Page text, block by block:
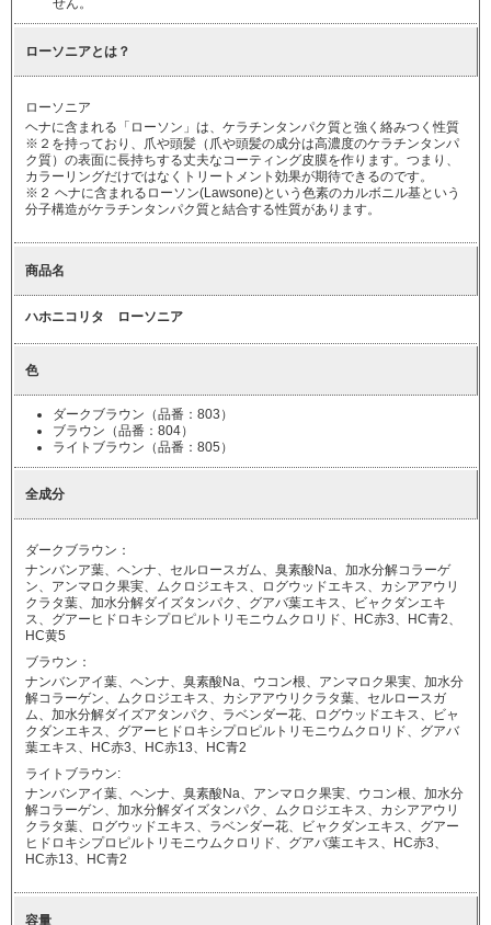
せん。
ローソニアとは？
ローソニア
ヘナに含まれる「ローソン」は、ケラチンタンパク質と強く絡みつく性質
※２を持っており、爪や頭髪（爪や頭髪の成分は高濃度のケラチンタンパ
ク質）の表面に長持ちする丈夫なコーティング皮膜を作ります。つまり、
カラーリングだけではなくトリートメント効果が期待できるのです。
※２ ヘナに含まれるローソン(Lawsone)という色素のカルボニル基という
分子構造がケラチンタンパク質と結合する性質があります。
商品名
ハホニコリタ ローソニア
色
ダークブラウン（品番：803）
ブラウン（品番：804）
ライトブラウン（品番：805）
全成分
ダークブラウン：
ナンバンア葉、ヘンナ、セルロースガム、臭素酸Na、加水分解コラーゲ
ン、アンマロク果実、ムクロジエキス、ログウッドエキス、カシアアウリ
クラタ葉、加水分解ダイズタンパク、グアバ葉エキス、ビャクダンエキ
ス、グアーヒドロキシプロピルトリモニウムクロリド、HC赤3、HC青2、
HC黄5
ブラウン：
ナンバンアイ葉、ヘンナ、臭素酸Na、ウコン根、アンマロク果実、加水分
解コラーゲン、ムクロジエキス、カシアアウリクラタ葉、セルロースガ
ム、加水分解ダイズアタンパク、ラベンダー花、ログウッドエキス、ビャ
クダンエキス、グアーヒドロキシプロピルトリモニウムクロリド、グアバ
葉エキス、HC赤3、HC赤13、HC青2
ライトブラウン:
ナンバンアイ葉、ヘンナ、臭素酸Na、アンマロク果実、ウコン根、加水分
解コラーゲン、加水分解ダイズタンパク、ムクロジエキス、カシアアウリ
クラタ葉、ログウッドエキス、ラベンダー花、ビャクダンエキス、グアー
ヒドロキシプロピルトリモニウムクロリド、グアバ葉エキス、HC赤3、
HC赤13、HC青2
容量